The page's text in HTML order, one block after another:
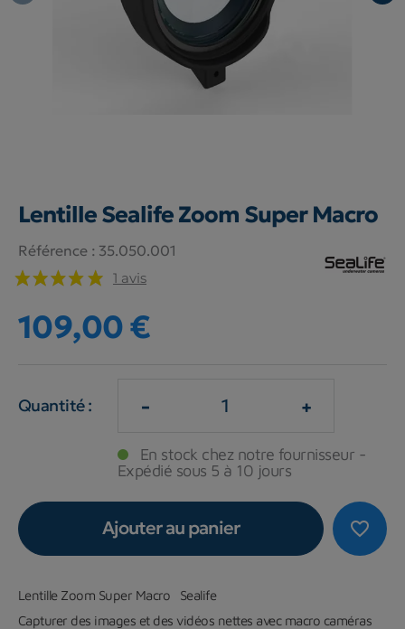
Lentille Sealife Zoom Super Macro
Référence : 35.050.001
1 avis
109,00 €
Quantité : - +
En stock chez notre fournisseur -
Expédié sous 5 à 10 jours
favorite_border
Ajouter au panier
Lentille Zoom Super Macro Sealife
Capturer des images et des vidéos nettes avec macro caméras